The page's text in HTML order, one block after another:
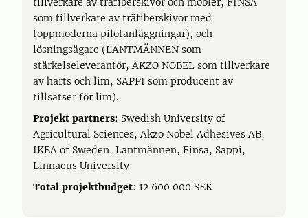
som tillverkare av träfiberskivor med
toppmoderna pilotanläggningar), och
lösningsägare (LANTMÄNNEN som
stärkelseleverantör, AKZO NOBEL som tillverkare
av harts och lim, SAPPI som producent av
tillsatser för lim).
Projekt partners: Swedish University of
Agricultural Sciences, Akzo Nobel Adhesives AB,
IKEA of Sweden, Lantmännen, Finsa, Sappi,
Linnaeus University
Total projektbudget: 12 600 000 SEK